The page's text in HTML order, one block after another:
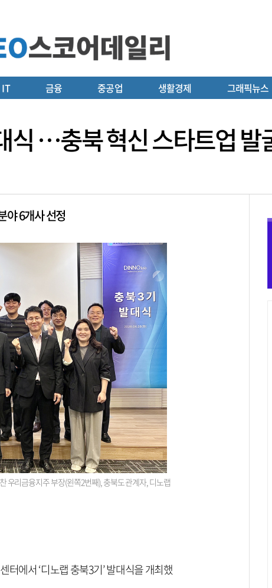
IT 금융 중공업 생활경제 그래픽뉴스
식 …충북 혁신 스타트업 발
야 6개사 선정
우리금융지주 부장(왼쪽2번째), 충북도 관계자, 디노랩
에서 ‘디노랩 충북3기’ 발대식을 개최했